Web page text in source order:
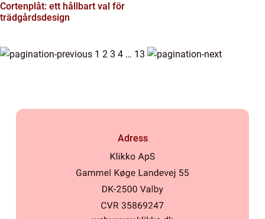
Cortenplåt: ett hållbart val för
trädgårdsdesign
1 2 3 4 … 13
Adress